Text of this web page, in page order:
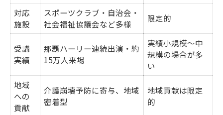
対応
施設
スポーツクラブ・自治会・
社会福祉協議会など多様
限定的
受講
実績
那覇ハーリー連続出演・約
15万人来場
実績小規模～中
規模の場合が多
い
地域
への
貢献
介護崩壊予防に寄与、地域
密着型
地域貢献は限定
的